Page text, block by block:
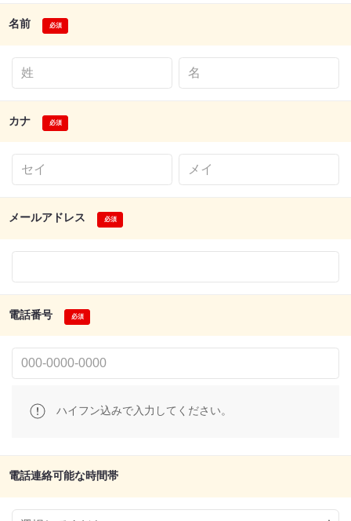
名前
カナ
メールアドレス
電話番号
ハイフン込みで入力してください。
電話連絡可能な時間帯